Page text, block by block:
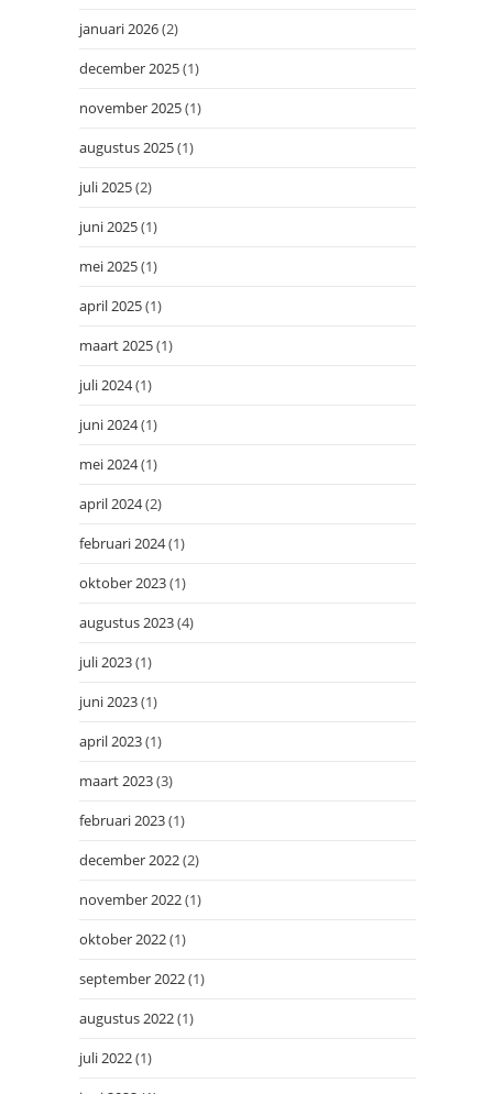
januari 2026(2)
december 2025(1)
november 2025(1)
augustus 2025(1)
juli 2025(2)
juni 2025(1)
mei 2025(1)
april 2025(1)
maart 2025(1)
juli 2024(1)
juni 2024(1)
mei 2024(1)
april 2024(2)
februari 2024(1)
oktober 2023(1)
augustus 2023(4)
juli 2023(1)
juni 2023(1)
april 2023(1)
maart 2023(3)
februari 2023(1)
december 2022(2)
november 2022(1)
oktober 2022(1)
september 2022(1)
augustus 2022(1)
juli 2022(1)